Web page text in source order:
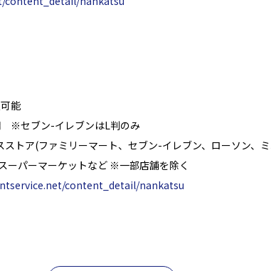
能
※セブン-イレブンはL判のみ
トア(ファミリーマート、セブン-イレブン、ローソン、
ーパーマーケットなど ※一部店舗を除く
content_detail/nankatsu